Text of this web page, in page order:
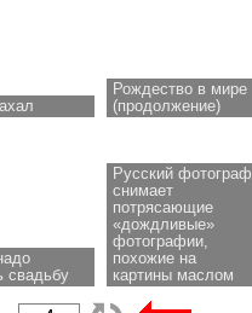
Рождество в мире
(продолжение)
свадьбу
Русский фотограф
снимает
потрясающие
«дождливые»
фотографии,
похожие на
картины маслом